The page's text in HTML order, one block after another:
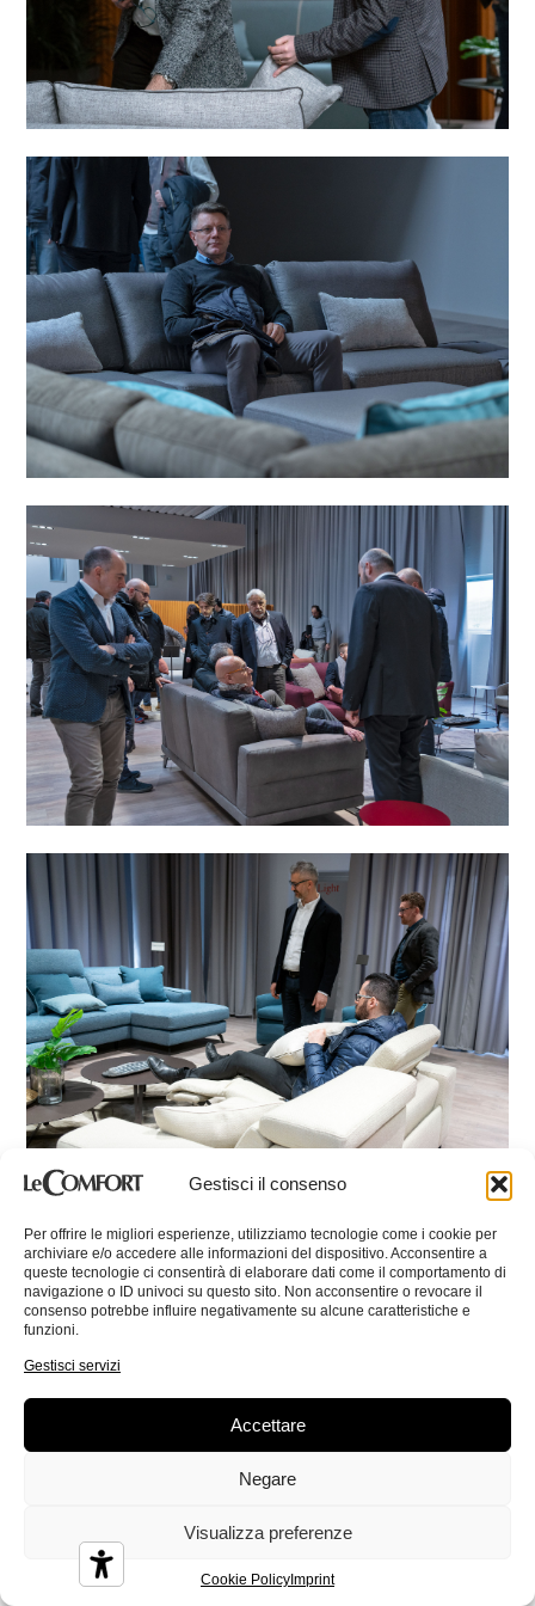
Gestisci il consenso
Per offrire le migliori esperienze, utilizziamo tecnologie come i cookie per
archiviare e/o accedere alle informazioni del dispositivo. Acconsentire a
queste tecnologie ci consentirà di elaborare dati come il comportamento di
navigazione o ID univoci su questo sito. Non acconsentire o revocare il
consenso potrebbe influire negativamente su alcune caratteristiche e
funzioni.
Gestisci servizi
Accettare
Negare
Visualizza preferenze
Cookie Policy Imprint